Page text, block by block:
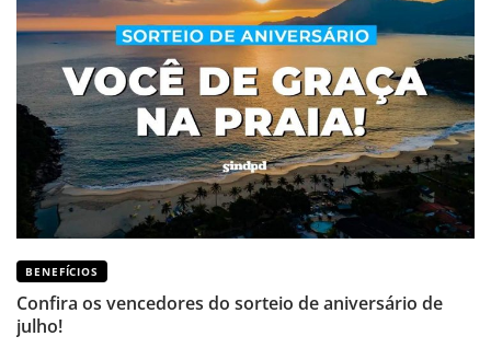
BENEFÍCIOS
Confira os vencedores do sorteio de aniversário de
julho!